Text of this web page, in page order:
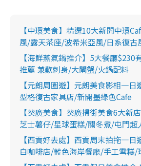
【中環美食】精選10大新開中環
風/露天茶座/波希米亞風/日系復古
【海鮮蒸氣鍋推介】5大餐廳$230
推薦 兼歎刺身/大閘蟹/火鍋配料
【元朗周圍遊】元朗美食影相一
型格復古家具店/新開墨綠色Cafe
【葵廣美食】葵廣掃街美食6大新
芝士薯仔/星球蛋糕/關冬煮/屯門超
【西貢好去處】西貢周末拍拖一
白咖啡店/藍色海岸餐廳/手工雪糕/